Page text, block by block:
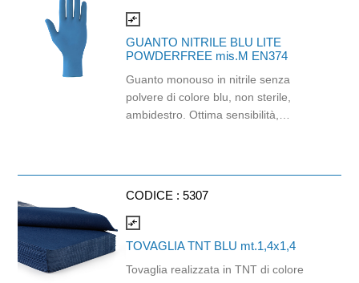
compare_arrows
GUANTO NITRILE BLU LITE
POWDERFREE mis.M EN374
Guanto monouso in nitrile senza
polvere di colore blu, non sterile,
ambidestro. Ottima sensibilità,
(EU) 2016/425) Adatti al contatto con
gli alimenti in accordo col regolamento
(EC) No 1935/2004 e con
regolamento della Commissione
(EU)No 10/2011.
CODICE : 5307
compare_arrows
TOVAGLIA TNT BLU mt.1,4x1,4
Tovaglia realizzata in TNT di colore